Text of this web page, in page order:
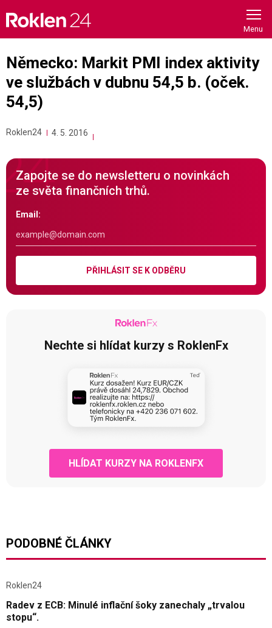
content
Německo: Markit PMI index aktivity
ve službách v dubnu 54,5 b. (oček.
54,5)
Roklen24 4. 5. 2016
Zapojte se do newsletteru o novinkách
ze světa finančních trhů.
Email:
PŘIHLÁSIT SE K ODBĚRU
Nechte si hlídat kurzy s RoklenFx
HLÍDAT KURZY NA ROKLENFX
PODOBNÉ ČLÁNKY
Roklen24
Radev z ECB: Minulé inflační šoky zanechaly „trvalou
stopu“.